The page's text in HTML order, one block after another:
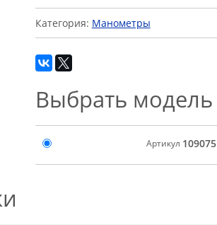
Категория: Манометры
Выбрать модель
Артикул 109075